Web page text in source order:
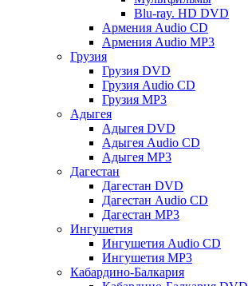
Blu-ray. HD DVD
Армения Audio CD
Армения Audio MP3
Грузия
Грузия DVD
Грузия Audio CD
Грузия MP3
Адыгея
Адыгея DVD
Адыгея Audio CD
Адыгея MP3
Дагестан
Дагестан DVD
Дагестан Audio CD
Дагестан MP3
Ингушетия
Ингушетия Audio CD
Ингушетия MP3
Кабардино-Балкария